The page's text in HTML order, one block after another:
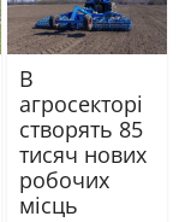
В
агросекторі
створять 85
тисяч нових
робочих
місць